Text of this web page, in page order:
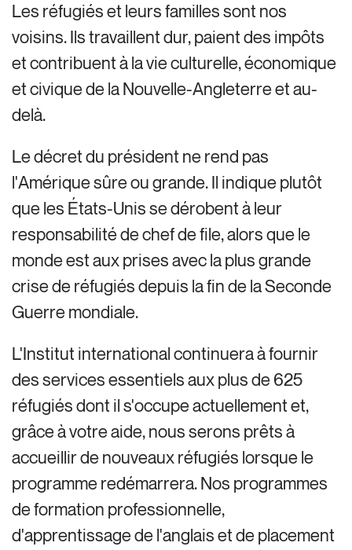
Les réfugiés et leurs familles sont nos
voisins. Ils travaillent dur, paient des impôts
et contribuent à la vie culturelle, économique
et civique de la Nouvelle-Angleterre et au-
delà.
Le décret du président ne rend pas
l'Amérique sûre ou grande. Il indique plutôt
que les États-Unis se dérobent à leur
responsabilité de chef de file, alors que le
monde est aux prises avec la plus grande
crise de réfugiés depuis la fin de la Seconde
Guerre mondiale.
L'Institut international continuera à fournir
des services essentiels aux plus de 625
réfugiés dont il s'occupe actuellement et,
grâce à votre aide, nous serons prêts à
accueillir de nouveaux réfugiés lorsque le
programme redémarrera. Nos programmes
de formation professionnelle,
d'apprentissage de l'anglais et de placement